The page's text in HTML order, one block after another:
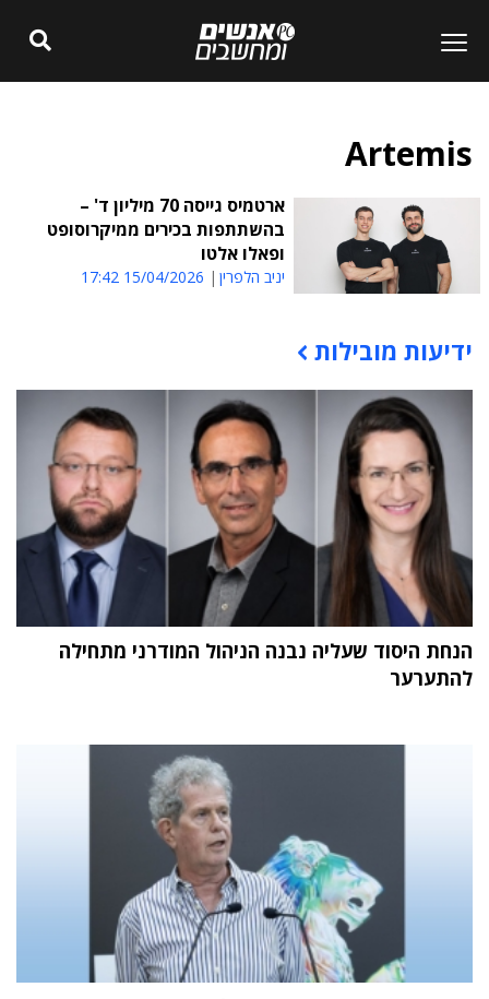
Artemis
ארטמיס גייסה 70 מיליון ד' –
בהשתתפות בכירים ממיקרוסופט
ופאלו אלטו
יניב הלפרין 15/04/2026 17:42
תוכן פרסומי
ידיעות מובילות
הנחת היסוד שעליה נבנה הניהול המודרני מתחילה
להתערער